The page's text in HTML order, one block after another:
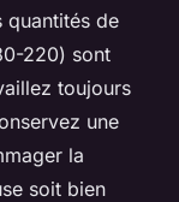
quantités de
220) sont
toujours
une
la
soit bien